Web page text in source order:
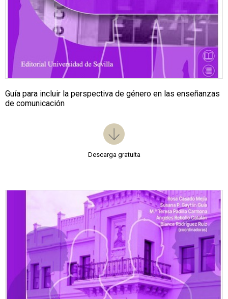
Guía para incluir la perspectiva de género en las enseñanzas
de comunicación
Descarga gratuita